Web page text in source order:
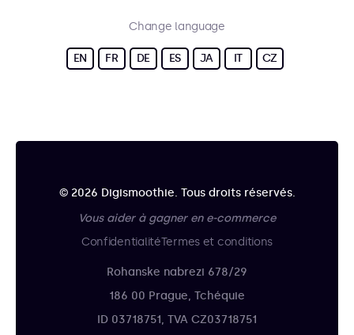
Change language
EN FR DE ES JA IT CZ
© 2026 Digismoothie. Tous droits réservés.
Vous aider à gagner en e-commerce
ConfidentialitéTermes et conditions
Rohanske nabrezi 678/29
186 00 Prague, Tchéquie
ID 03718751, TVA CZ03718751